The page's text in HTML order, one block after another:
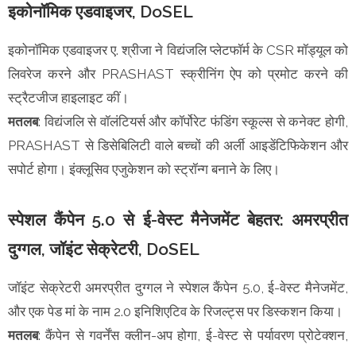
इकोनॉमिक एडवाइजर, DoSEL
इकोनॉमिक एडवाइजर ए. श्रीजा ने विद्यंजलि प्लेटफॉर्म के CSR मॉड्यूल को
लिवरेज करने और PRASHAST स्क्रीनिंग ऐप को प्रमोट करने की
स्ट्रैटजीज हाइलाइट कीं।
मतलब: विद्यंजलि से वॉलंटियर्स और कॉर्पोरेट फंडिंग स्कूल्स से कनेक्ट होगी,
PRASHAST से डिसेबिलिटी वाले बच्चों की अर्ली आइडेंटिफिकेशन और
सपोर्ट होगा। इंक्लूसिव एजुकेशन को स्ट्रॉन्ग बनाने के लिए।
स्पेशल कैंपेन 5.0 से ई-वेस्ट मैनेजमेंट बेहतर: अमरप्रीत
दुग्गल, जॉइंट सेक्रेटरी, DoSEL
जॉइंट सेक्रेटरी अमरप्रीत दुग्गल ने स्पेशल कैंपेन 5.0, ई-वेस्ट मैनेजमेंट,
और एक पेड मां के नाम 2.0 इनिशिएटिव के रिजल्ट्स पर डिस्कशन किया।
मतलब: कैंपेन से गवर्नेंस क्लीन-अप होगा, ई-वेस्ट से पर्यावरण प्रोटेक्शन,